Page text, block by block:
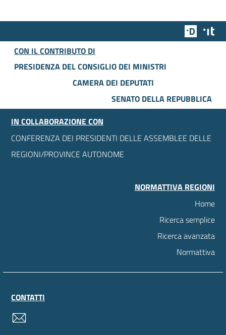
Team
CON IL CONTRIBUTO DI
PRESIDENZA DEL CONSIGLIO DEI MINISTRI
CAMERA DEI DEPUTATI
SENATO DELLA REPUBBLICA
IN COLLABORAZIONE CON
CONFERENZA DEI PRESIDENTI DELLE ASSEMBLEE DELLE
REGIONI/PROVINCE AUTONOME
NORMATTIVA REGIONI
Home
Ricerca semplice
Ricerca avanzata
Normattiva
CONTATTI